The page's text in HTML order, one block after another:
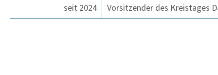
seit 2024
Vorsitzender des Kreistages